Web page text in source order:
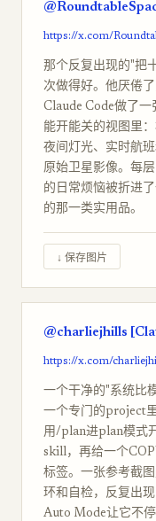
https://x.com/
那个反复出现的"把
次做得好。他厌倦
Claude Code做了
能开能关的视图里
夜间灯光、实时航
原始卫星影像。每
的日常烦恼被折进
的那一类实用品。
↓ 保存图片
@charliejhills
https://x.com/
一个干净的"系统比
一个专门的project
用/plan进plan模式
skill，再给一个
标签。一张参考截
环和自检，反复出
Auto Mode让它不